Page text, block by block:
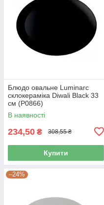
Блюдо овальне Luminarc
склокераміка Diwali Black 33
см (P0866)
В наявності
234,50 ₴ 308,55 ₴
Купити
–24%